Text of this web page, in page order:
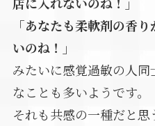
「あなたも柔軟剤の香
いのね！」
みたいに感覚過敏の人
なことも多いようです。
それも共感の一種だと